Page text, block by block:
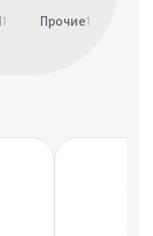
1 Прочие1